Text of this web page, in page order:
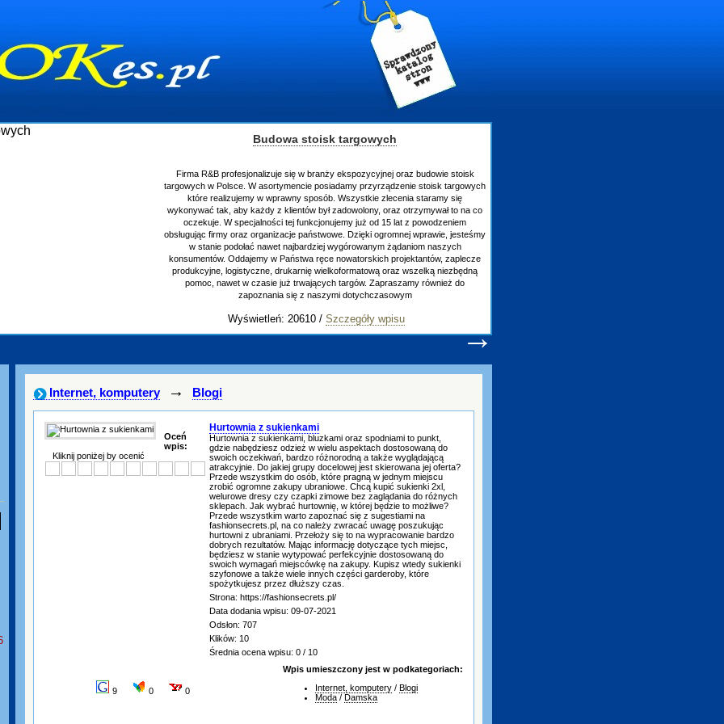
Budowa stoisk targowych
Firma R&B profesjonalizuje się w branży ekspozycyjnej oraz budowie stoisk
targowych w Polsce. W asortymencie posiadamy przyrządzenie stoisk targowych
które realizujemy w wprawny sposób. Wszystkie zlecenia staramy się
wykonywać tak, aby każdy z klientów był zadowolony, oraz otrzymywał to na co
oczekuje. W specjalności tej funkcjonujemy już od 15 lat z powodzeniem
obsługując firmy oraz organizacje państwowe. Dzięki ogromnej wprawie, jesteśmy
w stanie podołać nawet najbardziej wygórowanym żądaniom naszych
konsumentów. Oddajemy w Państwa ręce nowatorskich projektantów, zaplecze
produkcyjne, logistyczne, drukarnię wielkoformatową oraz wszelką niezbędną
pomoc, nawet w czasie już trwających targów. Zapraszamy również do
zapoznania się z naszymi dotychczasowym
Wyświetleń: 20610 / Szczegóły wpisu
→
Internet, komputery → Blogi
Oceń
wpis:
Kliknij poniżej by ocenić
Hurtownia z sukienkami
Hurtownia z sukienkami, bluzkami oraz spodniami to punkt,
gdzie nabędziesz odzież w wielu aspektach dostosowaną do
swoich oczekiwań, bardzo różnorodną a także wyglądającą
atrakcyjnie. Do jakiej grupy docelowej jest skierowana jej oferta?
Przede wszystkim do osób, które pragną w jednym miejscu
zrobić ogromne zakupy ubraniowe. Chcą kupić sukienki 2xl,
welurowe dresy czy czapki zimowe bez zaglądania do różnych
sklepach. Jak wybrać hurtownię, w której będzie to możliwe?
Przede wszystkim warto zapoznać się z sugestiami na
fashionsecrets.pl, na co należy zwracać uwagę poszukując
hurtowni z ubraniami. Przełoży się to na wypracowanie bardzo
dobrych rezultatów. Mając informację dotyczące tych miejsc,
będziesz w stanie wytypować perfekcyjnie dostosowaną do
swoich wymagań miejscówkę na zakupy. Kupisz wtedy sukienki
szyfonowe a także wiele innych części garderoby, które
spożytkujesz przez dłuższy czas.
Strona: https://fashionsecrets.pl/
Data dodania wpisu: 09-07-2021
Odsłon: 707
Klików: 10
Średnia ocena wpisu: 0 / 10
9 0 0
Wpis umieszczony jest w podkategoriach:
Internet, komputery / Blogi
Moda / Damska